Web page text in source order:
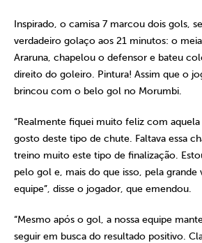
Inspirado, o camisa 7 marcou dois gols,
verdadeiro golaço aos 21 minutos: o
Araruna, chapelou o defensor e bateu
direito do goleiro. Pintura! Assim que o
brincou com o belo gol no Morumbi.
“Realmente fiquei muito feliz com
gosto deste tipo de chute. Faltava essa
treino muito este tipo de finalização.
pelo gol e, mais do que isso, pela grande
equipe”, disse o jogador, que emendou.
“Mesmo após o gol, a nossa equipe
seguir em busca do resultado positivo.